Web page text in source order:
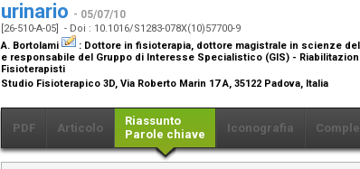
urinario - 05/07/10
[26-510-A-05] - Doi : 10.1016/S1283-078X(10)57700-9
A. Bortolami
: Dottore in fisioterapia, dottore magistrale in scienze
e responsabile del Gruppo di Interesse Specialistico (GIS) -
Fisioterapisti
Studio Fisioterapico 3D, Via Roberto Marin 17 A, 35122 Padova, Italia
PDF Articolo
Riassunto
Parole chiave
Iconografia